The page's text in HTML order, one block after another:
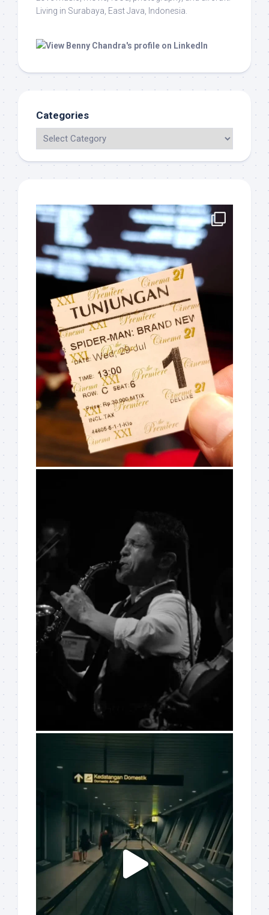
Living in Surabaya, East Java, Indonesia.
Categories